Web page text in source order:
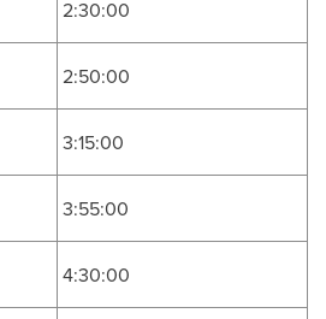
2:30:00
2:50:00
3:15:00
3:55:00
4:30:00